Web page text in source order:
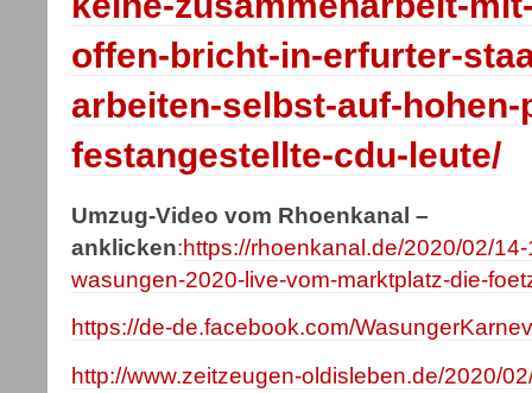
offen-bricht-in-erfurter-
arbeiten-selbst-auf-hohen-
festangestellte-cdu-leute/
Umzug-Video vom Rhoenkanal –
anklicken:https://rhoenkanal.de/2020/02/
wasungen-2020-live-vom-marktplatz-die-
https://de-de.facebook.com/
http://www.zeitzeugen-oldisleben.de/2020/